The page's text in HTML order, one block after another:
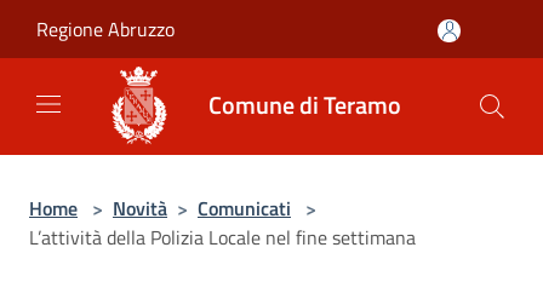
Regione Abruzzo
Comune di Teramo
Home > Novità > Comunicati >
L’attività della Polizia Locale nel fine settimana